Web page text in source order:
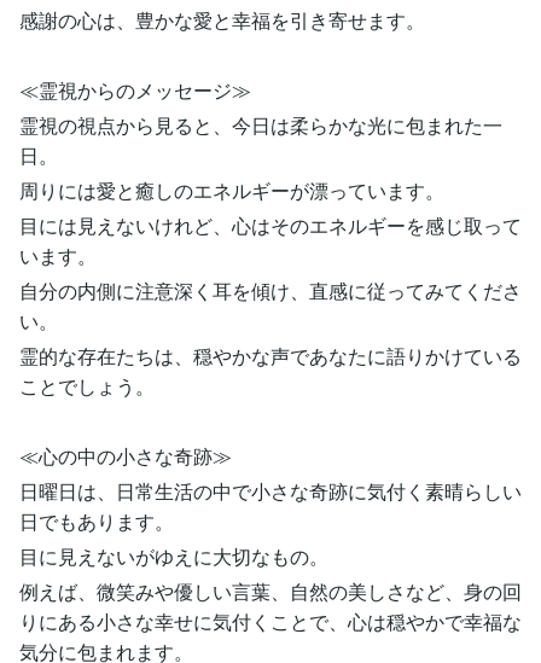
感謝の心は、豊かな愛と幸福を引き寄せます。
≪霊視からのメッセージ≫
霊視の視点から見ると、今日は柔らかな光に包まれた一
日。
周りには愛と癒しのエネルギーが漂っています。
目には見えないけれど、心はそのエネルギーを感じ取って
います。
自分の内側に注意深く耳を傾け、直感に従ってみてくださ
い。
霊的な存在たちは、穏やかな声であなたに語りかけている
ことでしょう。
≪心の中の小さな奇跡≫
日曜日は、日常生活の中で小さな奇跡に気付く素晴らしい
日でもあります。
目に見えないがゆえに大切なもの。
例えば、微笑みや優しい言葉、自然の美しさなど、身の回
りにある小さな幸せに気付くことで、心は穏やかで幸福な
気分に包まれます。